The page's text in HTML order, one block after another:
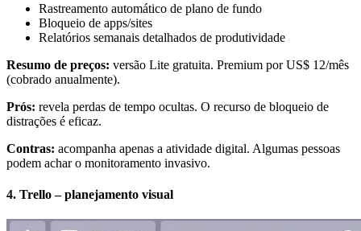
Rastreamento automático de plano de fundo
Bloqueio de apps/sites
Relatórios semanais detalhados de produtividade
Resumo de preços: versão Lite gratuita. Premium por US$ 12/mês
(cobrado anualmente).
Prós: revela perdas de tempo ocultas. O recurso de bloqueio de
distrações é eficaz.
Contras: acompanha apenas a atividade digital. Algumas pessoas
podem achar o monitoramento invasivo.
4. Trello – planejamento visual